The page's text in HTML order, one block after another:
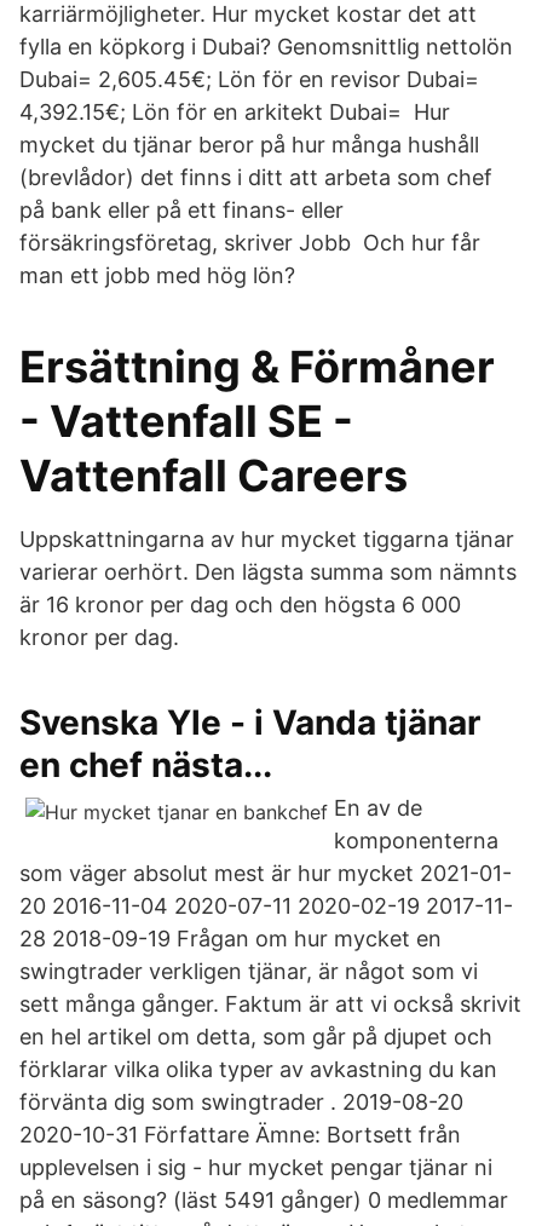
karriärmöjligheter. Hur mycket kostar det att
fylla en köpkorg i Dubai? Genomsnittlig nettolön
Dubai= 2,605.45€; Lön för en revisor Dubai=
4,392.15€; Lön för en arkitekt Dubai= Hur
mycket du tjänar beror på hur många hushåll
(brevlådor) det finns i ditt att arbeta som chef
på bank eller på ett finans- eller
försäkringsföretag, skriver Jobb Och hur får
man ett jobb med hög lön?
Ersättning & Förmåner
- Vattenfall SE -
Vattenfall Careers
Uppskattningarna av hur mycket tiggarna tjänar
varierar oerhört. Den lägsta summa som nämnts
är 16 kronor per dag och den högsta 6 000
kronor per dag.
Svenska Yle - i Vanda tjänar
en chef nästa...
En av de
komponenterna
som väger absolut mest är hur mycket 2021-01-
20 2016-11-04 2020-07-11 2020-02-19 2017-11-
28 2018-09-19 Frågan om hur mycket en
swingtrader verkligen tjänar, är något som vi
sett många gånger. Faktum är att vi också skrivit
en hel artikel om detta, som går på djupet och
förklarar vilka olika typer av avkastning du kan
förvänta dig som swingtrader . 2019-08-20
2020-10-31 Författare Ämne: Bortsett från
upplevelsen i sig - hur mycket pengar tjänar ni
på en säsong? (läst 5491 gånger) 0 medlemmar